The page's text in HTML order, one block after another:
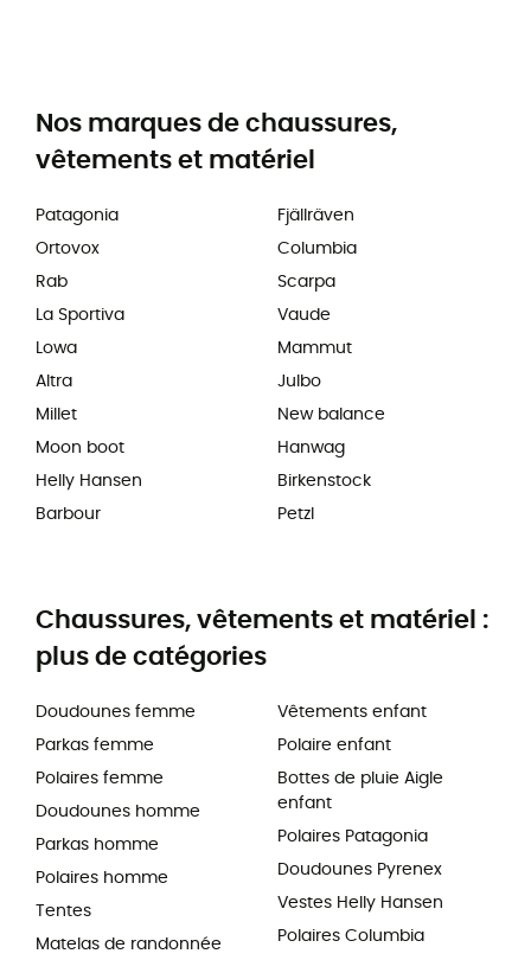
Nos marques de chaussures,
vêtements et matériel
Patagonia
Ortovox
Rab
La Sportiva
Lowa
Altra
Millet
Moon boot
Helly Hansen
Barbour
Fjällräven
Columbia
Scarpa
Vaude
Mammut
Julbo
New balance
Hanwag
Birkenstock
Petzl
Chaussures, vêtements et matériel :
plus de catégories
Doudounes femme
Parkas femme
Polaires femme
Doudounes homme
Parkas homme
Polaires homme
Tentes
Matelas de randonnée
Vêtements enfant
Polaire enfant
Bottes de pluie Aigle
enfant
Polaires Patagonia
Doudounes Pyrenex
Vestes Helly Hansen
Polaires Columbia